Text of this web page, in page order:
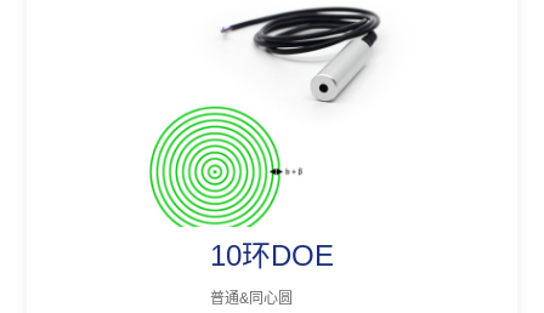
10环DOE
普通&同心圆